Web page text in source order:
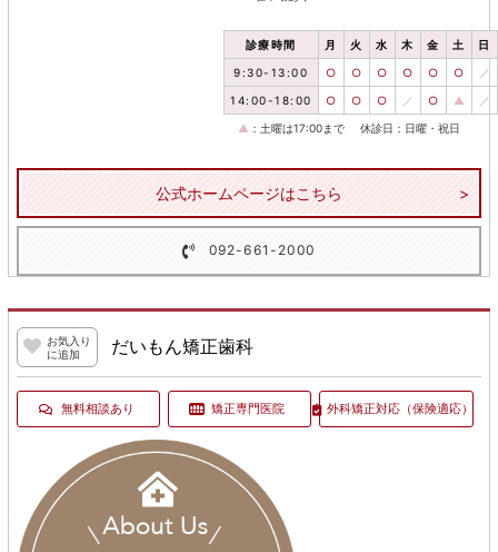
診療時間 月 火 水 木 金 土 日
9:30-13:00 ○ ○ ○ ○ ○ ○ ／
14:00-18:00 ○ ○ ○ ／ ○ ▲ ／
▲ ：土曜は17:00まで 休診日：日曜・祝日
公式ホームページはこちら
092-661-2000
お気入り
に追加
だいもん矯正歯科
無料相談あり 矯正専門医院 外科矯正対応 （保険適応）